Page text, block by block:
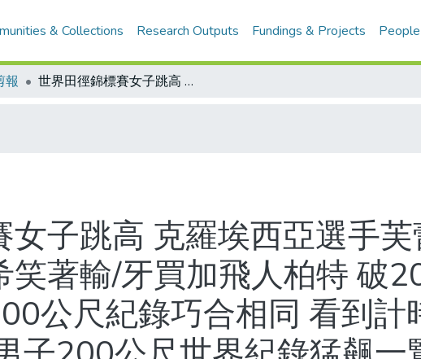
& Collections Research Outputs Fundings & Projects People
報 世界田徑錦標賽女子跳高 克羅埃西亞選手芙蕾希奇贏了哭 德國帥妹佛瑞德里希笑著輸/牙買加飛人柏特 破200公尺世界紀錄 再推進0.11秒和100公尺紀錄巧合相同 看到計時器才軟腳 柏特：累得只想睡覺/男子200公尺世界紀錄猛飆一覽表(1968-2009年)
子跳高 克羅埃西亞選手
笑著輸/牙買加飛人柏特 破
公尺紀錄巧合相同 看到計